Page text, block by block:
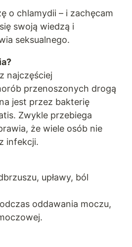
o chlamydii – i zachęcam
swoją wiedzą i
seksualnego.
najczęściej
przenoszonych drogą
jest przez bakterię
Zwykle przebiega
że wiele osób nie
infekcji.
upławy, ból
oddawania moczu,